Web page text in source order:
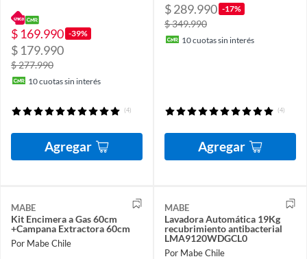
$ 169.990 -39%
$ 179.990
$ 277.990
10cuotas sin interés
(4)
Agregar
$ 289.990 -17%
$ 349.990
10cuotas sin interés
(4)
Agregar
MABE
Kit Encimera a Gas 60cm
+Campana Extractora 60cm
Por Mabe Chile
MABE
Lavadora Automática 19Kg
recubrimiento antibacterial
LMA9120WDGCL0
Por Mabe Chile